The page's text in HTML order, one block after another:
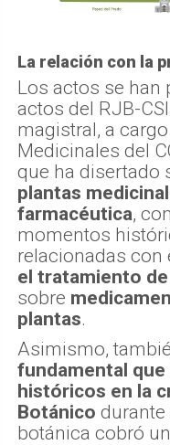
La relación con la
Los actos se han
actos del RJB-
magistral, a
Medicinales del
que ha disertado
plantas
farmacéutica,
momentos
relacionadas con
el tratamiento
sobre
plantas.
Asimismo,
fundamental
históricos en la
Botánico durante
botánica cobró